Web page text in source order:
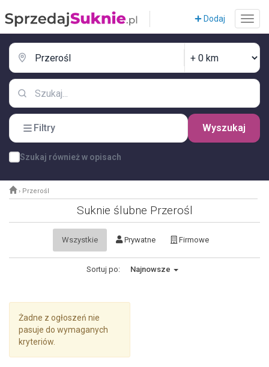
Dodaj
Filtry Wyszukaj
Szukaj również w opisach
› Przerośl
Suknie ślubne Przerośl
Wszystkie Prywatne Firmowe
Sortuj po: Najnowsze
Żadne z ogłoszeń nie
pasuje do wymaganych
kryteriów.